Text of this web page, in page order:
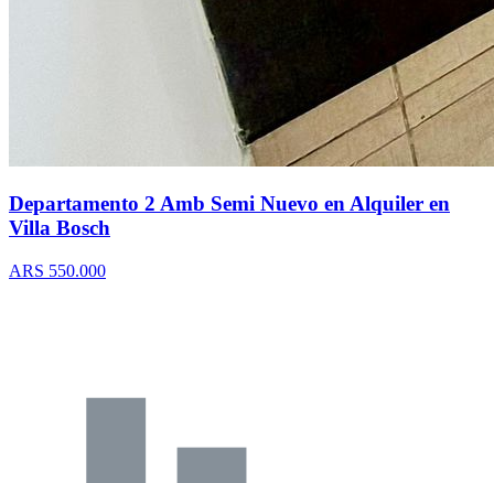
Departamento 2 Amb Semi Nuevo en Alquiler en
Villa Bosch
ARS 550.000